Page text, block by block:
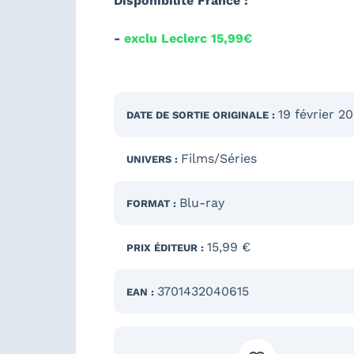
- exclu Leclerc 15,99€
DATE DE SORTIE ORIGINALE : 19 février
UNIVERS : Films/Séries
FORMAT : Blu-ray
PRIX ÉDITEUR : 15,99 €
EAN : 3701432040615